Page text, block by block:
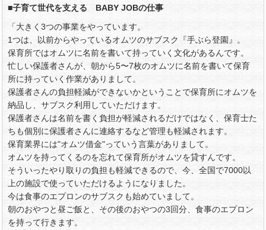
■子育て世代を支える BABY JOBの仕事
「大きく3つの事業をやっています。
1つは、以前からやっているオムツのサブスク『手ぶら登園』。
保育所ではオムツに名前を書いて持っていく文化があるんです。
忙しい保護者さんが、朝から5〜7枚のオムツに名前を書いて保育
所に持っていく作業がありまして。
保護者さんの負担軽減ができないかということで保育所にオムツを
納品し、サブスク利用していただけます。
保護者さんは名前を書く負担が軽減されるだけではなく、保育士た
ちも個別に保護者さんに連絡するなど管理も軽減されます。
保育業界には"オムツ借金"っていう言葉がありまして。
オムツを持ってくるのを忘れて保育所がオムツを貸すんです。
そういったやり取りの負担も軽減できるので、今、全国で7000以
上の施設で使っていただけるようになりました。
今は食事のエプロンのサブスクも始めていまして。
朝のおやつと昼ご飯と、その後のおやつの3回分、食事のエプロン
を持って行きます。